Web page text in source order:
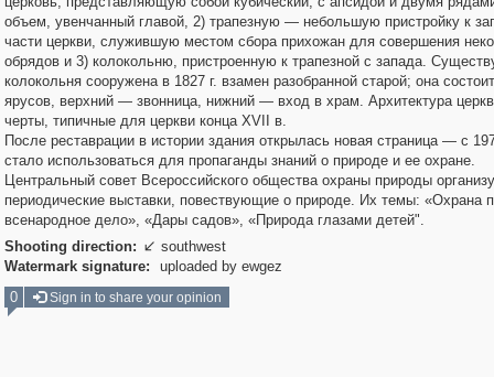
объем, увенчанный главой, 2) трапезную — небольшую пристройку к
части церкви, служившую местом сбора прихожан для совершения
обрядов и 3) колокольню, пристроенную к трапезной с запада.
колокольня сооружена в 1827 г. взамен разобранной старой; она
ярусов, верхний — звонница, нижний — вход в храм. Архитектура
черты, типичные для церкви конца XVII в.
После реставрации в истории здания открылась новая страница — с
стало использоваться для пропаганды знаний о природе и ее охране.
Центральный совет Всероссийского общества охраны природы
периодические выставки, повествующие о природе. Их темы: «Охрана
всенародное дело», «Дары садов», «Природа глазами детей".
Shooting direction:  southwest
Watermark signature:
uploaded by ewgez
0
Sign in to share your opinion